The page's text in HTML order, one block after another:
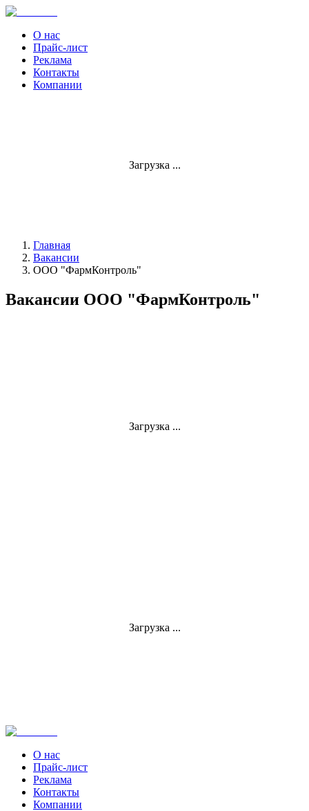
О нас
Прайс-лист
Реклама
Контакты
Компании
Загрузка ...
Главная
Вакансии
ООО "ФармКонтроль"
Вакансии ООО "ФармКонтроль"
Загрузка ...
Загрузка ...
О нас
Прайс-лист
Реклама
Контакты
Компании